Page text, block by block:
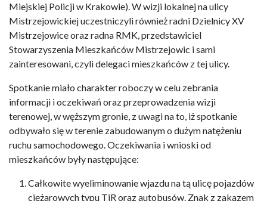
Miejskiej Policji w Krakowie). W wizji lokalnej na ulicy
Mistrzejowickiej uczestniczyli również radni Dzielnicy XV
Mistrzejowice oraz radna RMK, przedstawiciel
Stowarzyszenia Mieszkańców Mistrzejowic i sami
zainteresowani, czyli delegaci mieszkańców z tej ulicy.
Spotkanie miało charakter roboczy w celu zebrania
informacji i oczekiwań oraz przeprowadzenia wizji
terenowej, w węższym gronie, z uwagi na to, iż spotkanie
odbywało się w terenie zabudowanym o dużym natężeniu
ruchu samochodowego. Oczekiwania i wnioski od
mieszkańców były następujące:
Całkowite wyeliminowanie wjazdu na tą ulicę pojazdów
ciężarowych typu TiR oraz autobusów. Znak z zakazem